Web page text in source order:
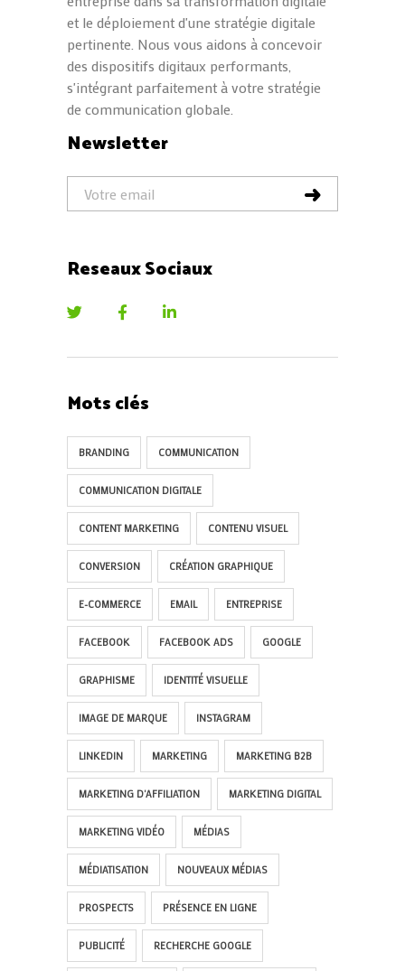
et le déploiement d'une stratégie digitale
pertinente. Nous vous aidons à concevoir
des dispositifs digitaux performants,
s'intégrant parfaitement à votre stratégie
de communication globale.
Newsletter
Reseaux Sociaux
Mots clés
BRANDING COMMUNICATION
COMMUNICATION DIGITALE
CONTENT MARKETING CONTENU VISUEL
CONVERSION CRÉATION GRAPHIQUE
E-COMMERCE EMAIL ENTREPRISE
FACEBOOK FACEBOOK ADS GOOGLE
GRAPHISME IDENTITÉ VISUELLE
IMAGE DE MARQUE INSTAGRAM
LINKEDIN MARKETING MARKETING B2B
MARKETING D'AFFILIATION MARKETING DIGITAL
MARKETING VIDÉO MÉDIAS
MÉDIATISATION NOUVEAUX MÉDIAS
PROSPECTS PRÉSENCE EN LIGNE
PUBLICITÉ RECHERCHE GOOGLE